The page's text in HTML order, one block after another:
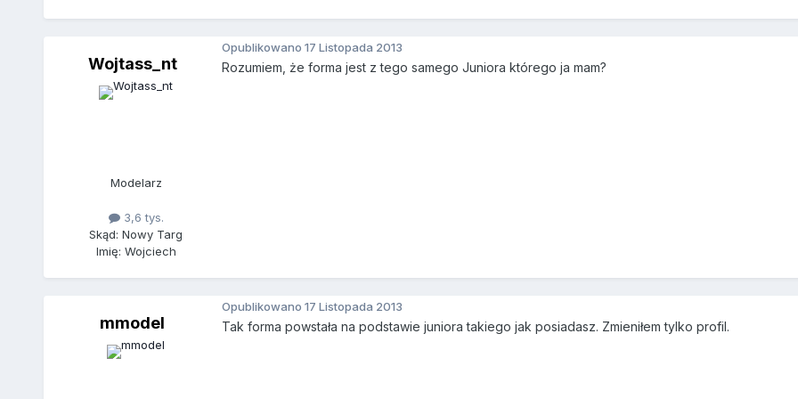
Wojtass_nt
Modelarz
3,6 tys.
Skąd: Nowy Targ
Imię: Wojciech
Opublikowano 17 Listopada 2013
Rozumiem, że forma jest z tego samego Juniora którego ja mam?
mmodel
Opublikowano 17 Listopada 2013
Tak forma powstała na podstawie juniora takiego jak posiadasz. Zmieniłem tylko profil.